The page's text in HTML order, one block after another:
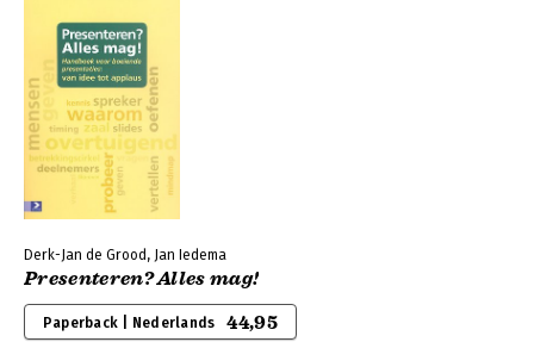
Derk-Jan de Grood, Jan Iedema
Presenteren? Alles mag!
Paperback | Nederlands 44,95